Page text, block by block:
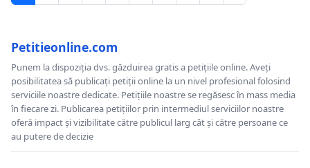
Petitieonline.com
Punem la dispoziția dvs. găzduirea gratis a petițiile online. Aveți
posibilitatea să publicați petiții online la un nivel profesional folosind
serviciile noastre dedicate. Petițiile noastre se regăsesc în mass media
în fiecare zi. Publicarea petițiilor prin intermediul serviciilor noastre
oferă impact și vizibilitate către publicul larg cât și către persoane ce
au putere de decizie